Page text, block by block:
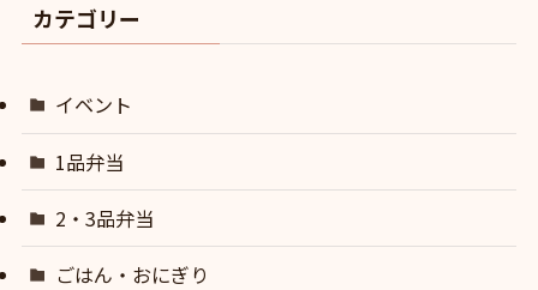
カテゴリー
イベント
1品弁当
2・3品弁当
ごはん・おにぎり